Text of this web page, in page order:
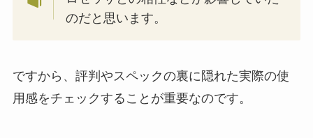
のだと思います。
ですから、評判やスペックの裏に隠れた実際の使
用感をチェックすることが重要なのです。